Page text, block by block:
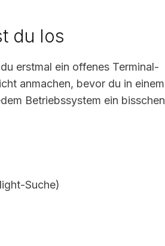
du los
erstmal ein offenes Terminal-
anmachen, bevor du in einem
Betriebssystem ein bisschen
Suche)